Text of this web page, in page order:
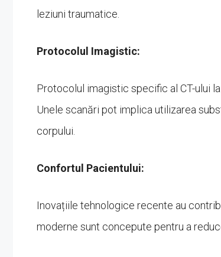
leziuni traumatice.
Protocolul Imagistic:
Protocolul imagistic specific al CT-ului
Unele scanări pot implica utilizarea
corpului.
Confortul Pacientului:
Inovațiile tehnologice recente au
moderne sunt concepute pentru a